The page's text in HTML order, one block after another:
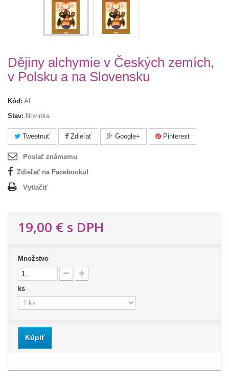
Dějiny alchymie v Českých zemích,
v Polsku a na Slovensku
Kód: AL
Stav: Novinka
Tweetnuť Zdieľať Google+ Pinterest
Poslať známemu
Zdieľať na Facebooku!
Vytlačiť
19,00 € s DPH
Množstvo
ks
Kúpiť